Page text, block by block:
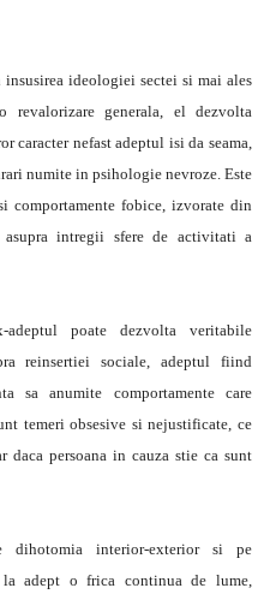
insusirea ideologiei sectei si mai ales
generala, el dezvolta
caracter nefast adeptul isi da seama,
numite in psihologie nevroze. Este
comportamente fobice, izvorate din
asupra intregii sfere de activitati a
poate dezvolta veritabile
reinsertiei sociale, adeptul fiind
sa anumite comportamente care
temeri obsesive si nejustificate, ce
persoana in cauza stie ca sunt
dihotomia interior-exterior si pe
la adept o frica continua de lume,